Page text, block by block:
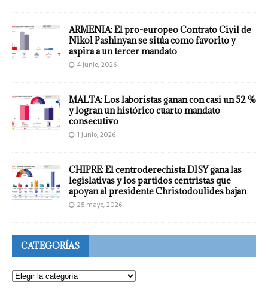
ARMENIA: El pro-europeo Contrato Civil de
Nikol Pashinyan se sitúa como favorito y
aspira a un tercer mandato
4 junio, 2026
MALTA: Los laboristas ganan con casi un 52 %
y logran un histórico cuarto mandato
consecutivo
1 junio, 2026
CHIPRE: El centroderechista DISY gana las
legislativas y los partidos centristas que
apoyan al presidente Christodoulides bajan
25 mayo, 2026
CATEGORÍAS